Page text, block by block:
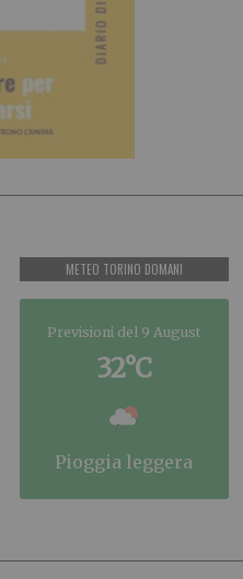
METEO TORINO DOMANI
Previsioni del 9 August
32°C
pioggia leggera